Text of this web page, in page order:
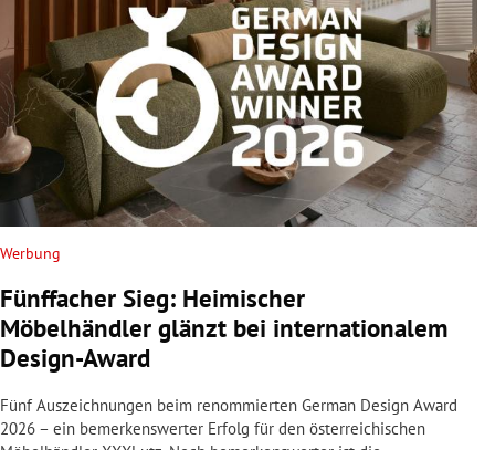
Werbung
Fünffacher Sieg: Heimischer
Möbelhändler glänzt bei internationalem
Design-Award
Fünf Auszeichnungen beim renommierten German Design Award
2026 – ein bemerkenswerter Erfolg für den österreichischen